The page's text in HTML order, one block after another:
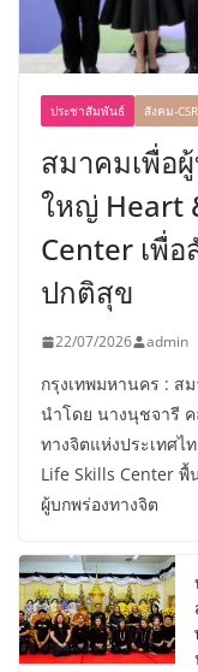
ประชาสัมพันธ์ สังคม-CSR
สมาคมเพื่อ
ใหญ่ Heart
Center เพื่
ปกติสุข
22/07/2026 admin
กรุงเทพมหานคร : ส
นำโดย นางนุชจารี
ทางจิตแห่งประเทศไ
Life Skills Center
ผู้บกพร่องทางจิต